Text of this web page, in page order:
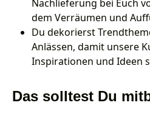
Nachlieferung bei Euch
dem Verräumen und
Du dekorierst
Anlässen, damit unsere
Inspirationen und Ideen
Das solltest Du